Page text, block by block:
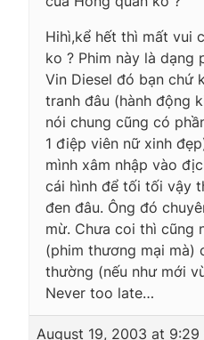
Hihì,kể hết thì mất vui
ko ? Phim này là dạng
Vin Diesel đó bạn chứ
tranh đâu (hành động
nói chung cũng có
1 điệp viên nữ xinh
mình xâm nhập vào
cái hình để tối tối vậy
đen đâu. Ông đó
mừ. Chưa coi thì cũng
(phim thương mại mà)
thường (nếu như mới
Never too late…
August 19, 2003 at 9:29